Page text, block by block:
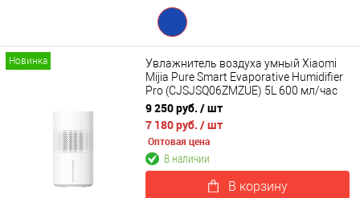
Новинка
Увлажнитель воздуха умный Xiaomi
Mijia Pure Smart Evaporative Humidifier
Pro (CJSJSQ06ZMZUE) 5L 600 мл/час
9 250 руб. / шт
7 180 руб. / шт
Оптовая цена
В наличии
В корзину